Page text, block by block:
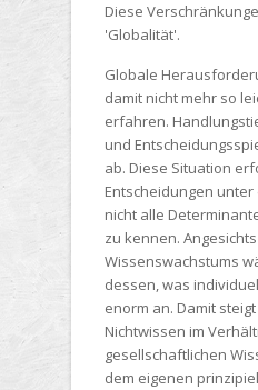
Diese
'Globalität'.
Globale
damit nicht mehr so
erfahren.
und
ab. Diese Situation
Entscheidungen
nicht alle
zu kennen.
Wissenswachstums
dessen, was
enorm an. Damit
Nichtwissen im
gesellschaftlichen
dem eigenen